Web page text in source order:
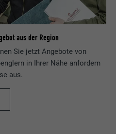
aus der Region
Sie jetzt Angebote von
in Ihrer Nähe anfordern
aus.
Website nutzt, zu generieren.
vom Benutzer ausgewählte
einer Webseite.